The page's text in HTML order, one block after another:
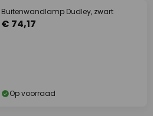
Buitenwandlamp Dudley, zwart
€ 74,17
Op voorraad